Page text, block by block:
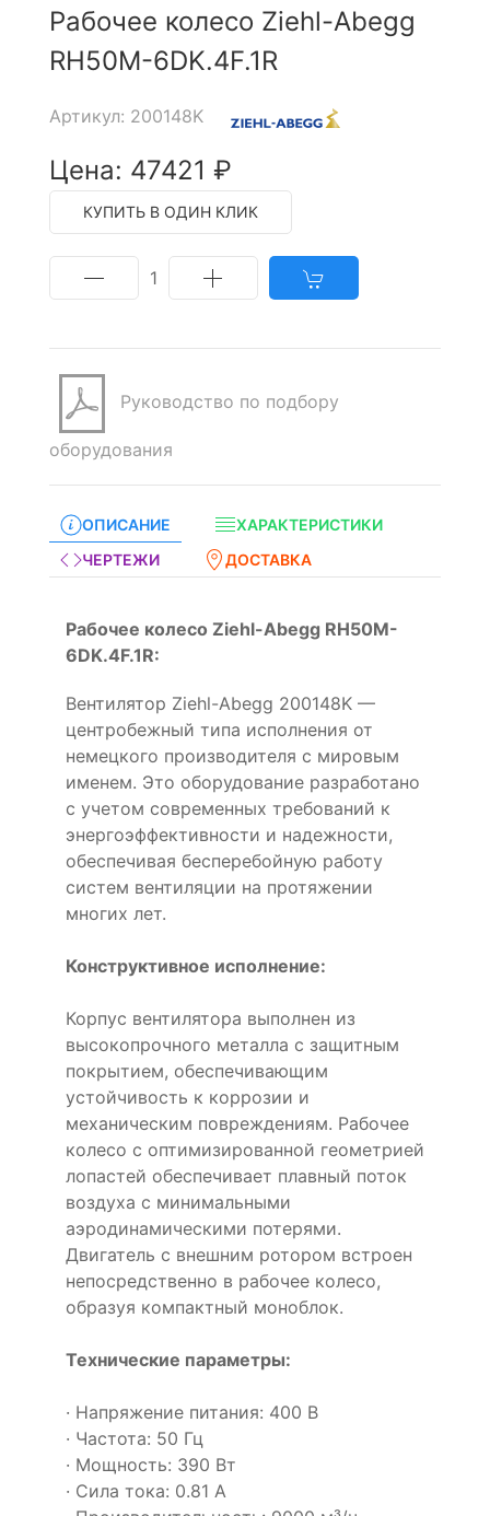
Рабочее колесо Ziehl-Abegg
RH50M-6DK.4F.1R
Артикул: 200148K
Цена: 47421 ₽
КУПИТЬ В ОДИН КЛИК
1
Руководство по подбору
оборудования
ОПИСАНИЕ
ХАРАКТЕРИСТИКИ
ЧЕРТЕЖИ
ДОСТАВКА
Рабочее колесо Ziehl-Abegg RH50M-
6DK.4F.1R:
Вентилятор Ziehl-Abegg 200148K —
центробежный типа исполнения от
немецкого производителя с мировым
именем. Это оборудование разработано
с учетом современных требований к
энергоэффективности и надежности,
обеспечивая бесперебойную работу
систем вентиляции на протяжении
многих лет.
Конструктивное исполнение:
Корпус вентилятора выполнен из
высокопрочного металла с защитным
покрытием, обеспечивающим
устойчивость к коррозии и
механическим повреждениям. Рабочее
колесо с оптимизированной геометрией
лопастей обеспечивает плавный поток
воздуха с минимальными
аэродинамическими потерями.
Двигатель с внешним ротором встроен
непосредственно в рабочее колесо,
образуя компактный моноблок.
Технические параметры:
· Напряжение питания: 400 В
· Частота: 50 Гц
· Мощность: 390 Вт
· Сила тока: 0.81 А